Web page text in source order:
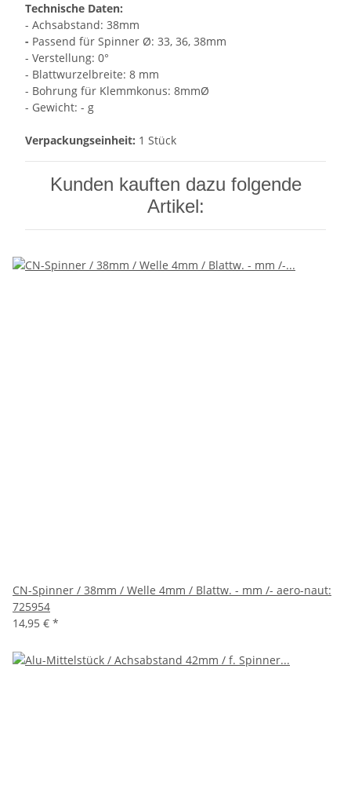
Technische Daten:
- Achsabstand: 38mm
- Passend für Spinner Ø: 33, 36, 38mm
- Verstellung: 0°
- Blattwurzelbreite: 8 mm
- Bohrung für Klemmkonus: 8mmØ
- Gewicht: - g
Verpackungseinheit: 1 Stück
Kunden kauften dazu folgende
Artikel:
CN-Spinner / 38mm / Welle 4mm / Blattw. - mm /- aero-naut:
725954
14,95 € *